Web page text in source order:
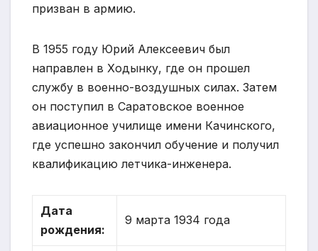
призван в армию.
В 1955 году Юрий Алексеевич был
направлен в Ходынку, где он прошел
службу в военно-воздушных силах. Затем
он поступил в Саратовское военное
авиационное училище имени Качинского,
где успешно закончил обучение и получил
квалификацию летчика-инженера.
Дата
рождения:
9 марта 1934 года